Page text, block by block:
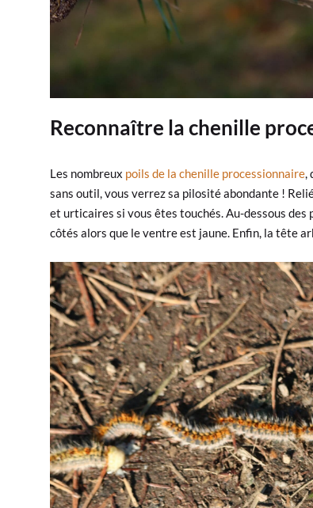
Reconnaître la chenille
Les nombreux poils de la chenille processionnaire,
sans outil, vous verrez sa pilosité abondante !
et urticaires si vous êtes touchés. Au-dessous des
côtés alors que le ventre est jaune. Enfin, la tête